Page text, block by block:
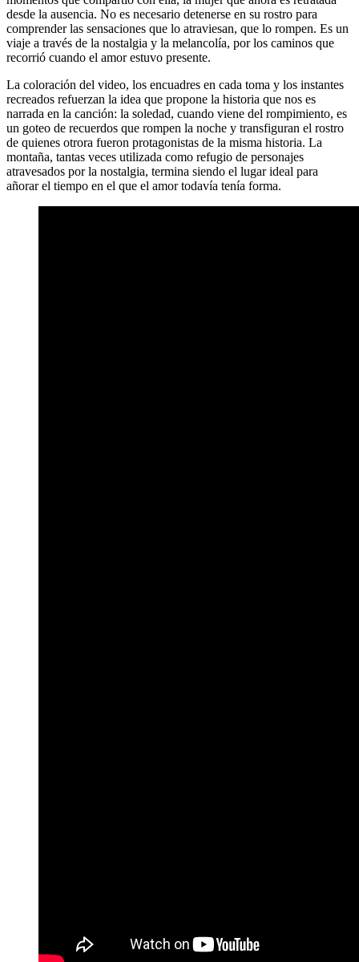
desde la ausencia. No es necesario detenerse en su rostro para
comprender las sensaciones que lo atraviesan, que lo rompen. Es un
viaje a través de la nostalgia y la melancolía, por los caminos que
recorrió cuando el amor estuvo presente.
La coloración del video, los encuadres en cada toma y los instantes
recreados refuerzan la idea que propone la historia que nos es
narrada en la canción: la soledad, cuando viene del rompimiento, es
un goteo de recuerdos que rompen la noche y transfiguran el rostro
de quienes otrora fueron protagonistas de la misma historia. La
montaña, tantas veces utilizada como refugio de personajes
atravesados por la nostalgia, termina siendo el lugar ideal para
añorar el tiempo en el que el amor todavía tenía forma.